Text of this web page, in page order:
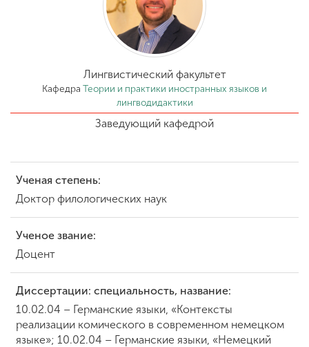
Обучение
Наука
Другие виды
Студенческая жизнь
Сведения об
образовательной
организации
Лингвистический факультет
Кафедра Теории и практики иностранных языков и
лингводидактики
Заведующий кафедрой
Ученая степень:
Доктор филологических наук
Ученое звание:
Доцент
Диссертации: специальность, название:
10.02.04 – Германские языки, «Контексты
реализации комического в современном немецком
языке»; 10.02.04 – Германские языки, «Немецкий